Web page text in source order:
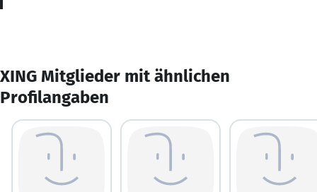
XING Mitglieder mit ähnlichen
Profilangaben